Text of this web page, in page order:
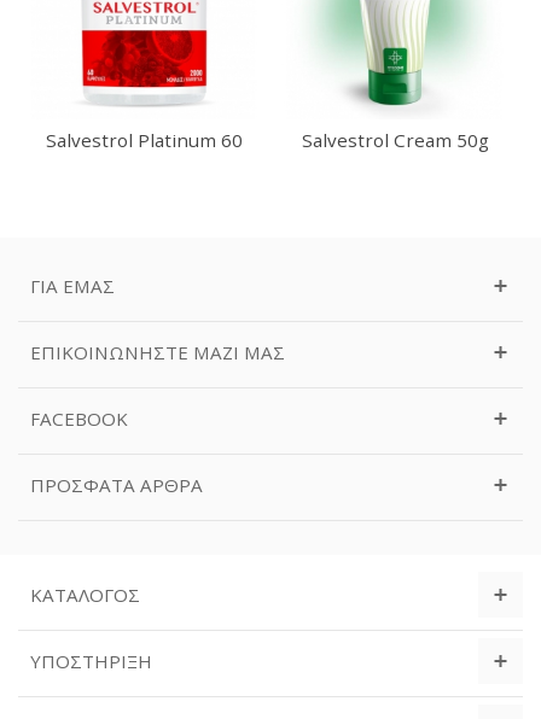
Salvestrol Platinum 60
Salvestrol Cream 50g
ΓΙΑ ΕΜΆΣ
ΕΠΙΚΟΙΝΩΝΉΣΤΕ ΜΑΖΊ ΜΑΣ
FACEBOOK
ΠΡΌΣΦΑΤΑ ΆΡΘΡΑ
ΚΑΤΆΛΟΓΟΣ
ΥΠΟΣΤΉΡΙΞΗ